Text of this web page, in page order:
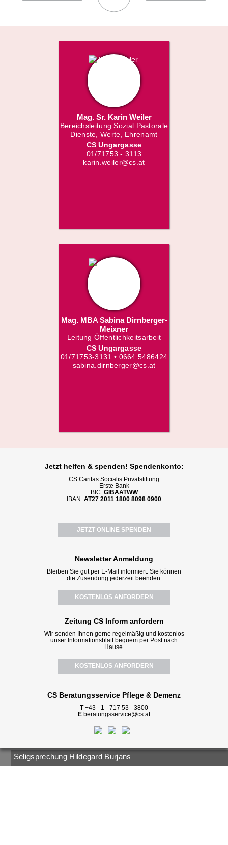
Seligsprechung Hildegard Burjans
Mag. Sr. Karin Weiler
Bereichsleitung Sozial Pastorale
Dienste, Werte, Ehrenamt
CS Ungargasse
01/71753 - 3113
karin.weiler@cs.at
Mag. MBA Sabina Dirnberger-
Meixner
Leitung Öffentlichkeitsarbeit
CS Ungargasse
01/71753-3131 • 0664 5486424
sabina.dirnberger@cs.at
Jetzt helfen & spenden! Spendenkonto:
CS Caritas Socialis Privatstiftung
Erste Bank
BIC: GIBAATWW
IBAN: AT27 2011 1800 8098 0900
JETZT ONLINE SPENDEN
NewsletterAnmeldung
Bleiben Sie gut per E-Mail informiert. Sie können
die Zusendung jederzeit beenden.
KOSTENLOS ANFORDERN
Zeitung CS Inform anfordern
Wir senden Ihnen gerne regelmäßig und kostenlos
unser Informationsblatt bequem per Post nach
Hause.
KOSTENLOS ANFORDERN
CS Beratungsservice Pflege & Demenz
T+43 - 1 - 717 53 - 3800
E beratungsservice@cs.at